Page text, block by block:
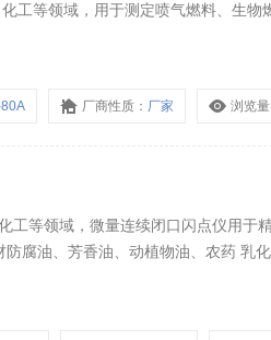
工等领域，用于测定喷气燃料、生物
厂商性质： 厂家 浏览
工等领域，微量连续闭口闪点仪用于
腐油、芳香油、动植物油、农药 乳